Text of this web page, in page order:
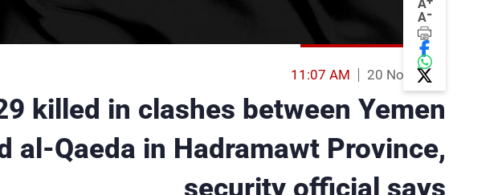
A
A-
20 Nov 2015
11:07 AM
killed in clashes between Yemen
al-Qaeda in Hadramawt Province,
security official says